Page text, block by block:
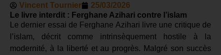
Vincent Tournier
25/03/2026
Le livre interdit : Ferghane Azihari contre l’islam
Le dernier essai de Ferghane Azihari livre une critique de
l’islam, décrit comme intrinsèquement hostile à la
modernité, à la liberté et au progrès. Malgré son succès